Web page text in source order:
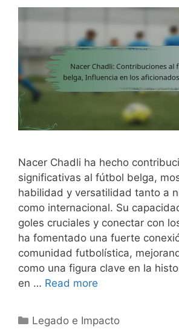
Nacer Chadli ha hecho
significativas al fútbol belga,
habilidad y versatilidad tanto a
como internacional. Su
goles cruciales y conectar con
ha fomentado una fuerte
comunidad futbolística,
como una figura clave en la
en … Read more
Categories
Legado e Impacto